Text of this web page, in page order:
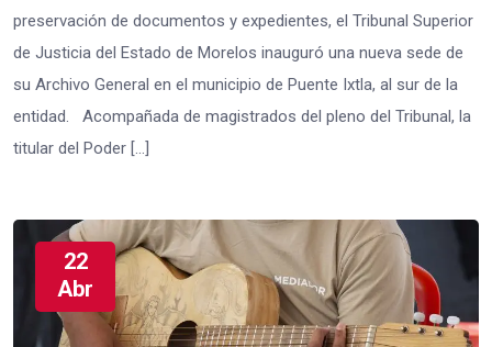
preservación de documentos y expedientes, el Tribunal Superior
de Justicia del Estado de Morelos inauguró una nueva sede de
su Archivo General en el municipio de Puente Ixtla, al sur de la
entidad. Acompañada de magistrados del pleno del Tribunal, la
titular del Poder […]
22
Abr